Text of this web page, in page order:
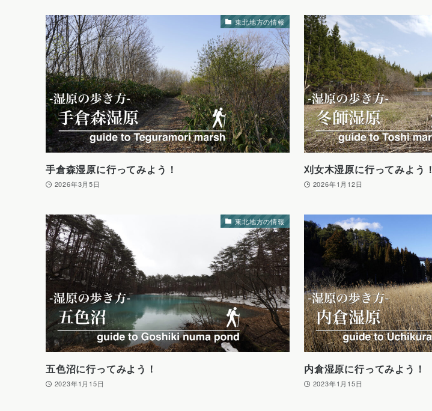
東北地方の情報
手倉森湿原に行ってみよう！
2026年3月5日
刈女木湿原に行ってみよう！
2026年1月12日
東北地方の情報
五色沼に行ってみよう！
2023年1月15日
内倉湿原に行ってみよう！
2023年1月15日